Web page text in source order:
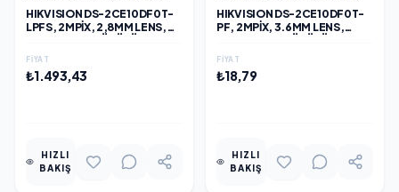
HIKVISION DS-2CE10DF0T-
LPFS, 2MPIX, 2,8MM LENS,
COLOR VU, IP67, BULLET
FIYAT
₺1.493,43
HIZLI
BAKIŞ
HIKVISION DS-2CE10DF0T-
PF, 2MPIX, 3.6MM LENS,
TIME COLOR, COLOR VU,
FIYAT
₺18,79
HIZLI
BAKIŞ